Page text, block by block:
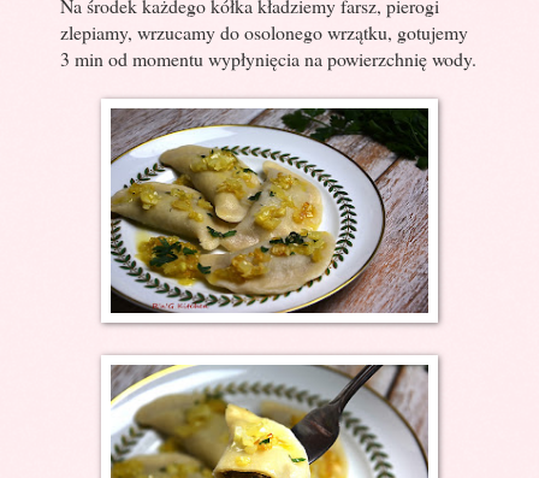
Na środek każdego kółka kładziemy farsz, pierogi
zlepiamy, wrzucamy do osolonego wrzątku, gotujemy
3 min od momentu wypłynięcia na powierzchnię wody.